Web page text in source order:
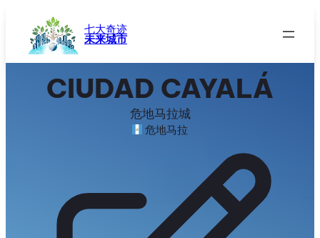
七大奇迹
未来城市
CIUDAD CAYALÁ
危地马拉城
危地马拉